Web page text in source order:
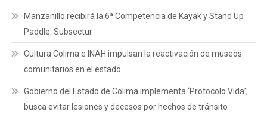
Manzanillo recibirá la 6ª Competencia de Kayak y Stand Up
Paddle: Subsectur
Cultura Colima e INAH impulsan la reactivación de museos
comunitarios en el estado
Gobierno del Estado de Colima implementa ‘Protocolo Vida’;
busca evitar lesiones y decesos por hechos de tránsito